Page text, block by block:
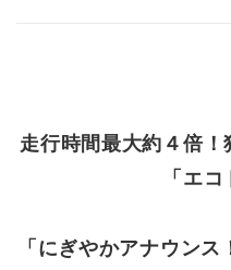
走行時間最大約４倍
「エ
「にぎやかアナウン